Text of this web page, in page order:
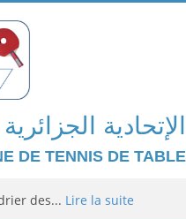
الإتحادية
DE TENNIS DE TABLE
des... Lire la suite